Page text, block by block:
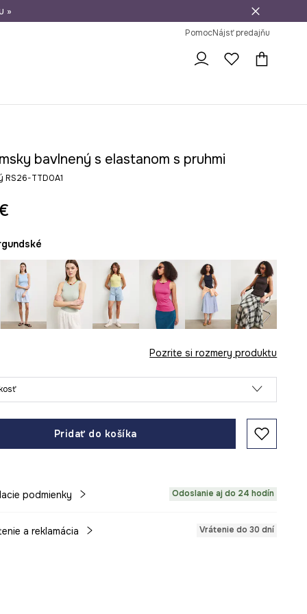
tovaru
»
PomocNájsť predajňu
bavlnený s elastanom s pruhmi
RS26-TTD0A1
Pozrite si rozmery produktu
Pridať do košíka
podmienky Odoslanie aj do 24 hodín
a reklamácia Vrátenie do 30 dní